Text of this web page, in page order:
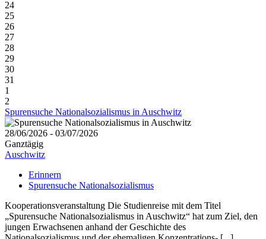
24
25
26
27
28
29
30
31
1
2
Spurensuche Nationalsozialismus in Auschwitz
28/06/2026 - 03/07/2026
Ganztägig
Auschwitz
Erinnern
Spurensuche Nationalsozialismus
Kooperationsveranstaltung Die Studienreise mit dem Titel
„Spurensuche Nationalsozialismus in Auschwitz“ hat zum Ziel, den
jungen Erwachsenen anhand der Geschichte des